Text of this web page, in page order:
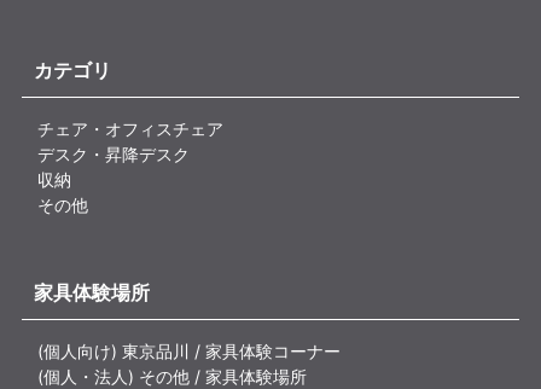
カテゴリ
チェア・オフィスチェア
デスク・昇降デスク
収納
その他
家具体験場所
(個人向け) 東京品川 / 家具体験コーナー
(個人・法人) その他 / 家具体験場所